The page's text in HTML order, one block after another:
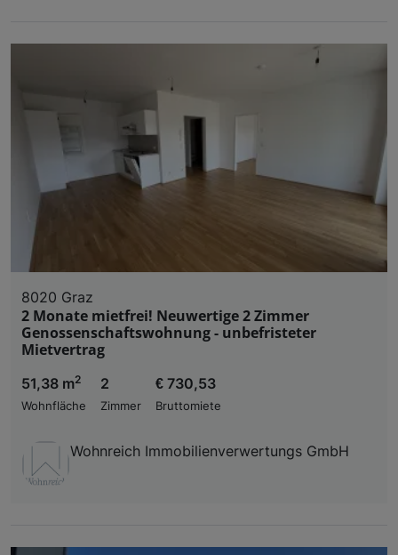
8020 Graz
2 Monate mietfrei! Neuwertige 2 Zimmer
Genossenschaftswohnung - unbefristeter
Mietvertrag
51,38 m2
Wohnfläche
2
Zimmer
€ 730,53
Bruttomiete
Wohnreich Immobilienverwertungs GmbH